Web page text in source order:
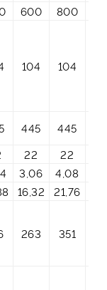
600 800
104 104
445 445
22 22
3,06 4,08
16,32 21,76
263 351